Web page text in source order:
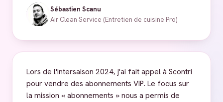
Sébastien Scanu
Air Clean Service (Entretien de cuisine Pro)
Lors de l'intersaison 2024, j'ai fait appel à Scontri
pour vendre des abonnements VIP. Le focus sur
la mission « abonnements » nous a permis de